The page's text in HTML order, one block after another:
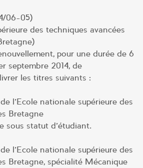
06-05)
des techniques avancées
pour une durée de 6
septembre 2014, de
les titres suivants :
l’Ecole nationale supérieure des
Bretagne
sous statut d’étudiant.
l’Ecole nationale supérieure des
Bretagne, spécialité Mécanique